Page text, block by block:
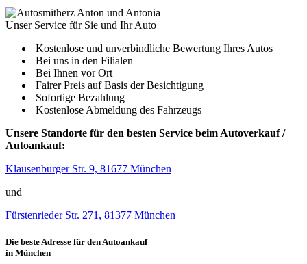
Unser Service für Sie und Ihr Auto
Kostenlose und unverbindliche Bewertung Ihres Autos
Bei uns in den Filialen
Bei Ihnen vor Ort
Fairer Preis auf Basis der Besichtigung
Sofortige Bezahlung
Kostenlose Abmeldung des Fahrzeugs
Unsere Standorte für den besten Service beim Autoverkauf /
Autoankauf:
Klausenburger Str. 9, 81677 München
und
Fürstenrieder Str. 271, 81377 München
Die beste Adresse für den Autoankauf
in München